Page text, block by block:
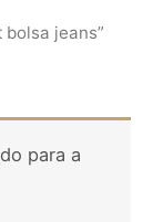
jeans”
para a